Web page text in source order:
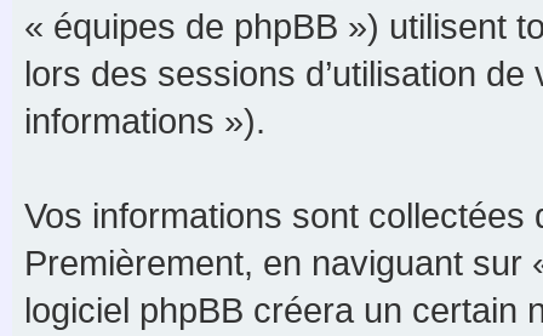
« équipes de phpBB ») utilisent
lors des sessions d’utilisation
informations »).
Vos informations sont
Premièrement, en naviguant sur
logiciel phpBB créera un certain